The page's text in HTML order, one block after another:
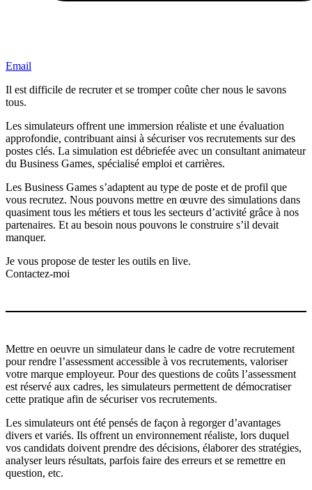
Email
Il est difficile de recruter et se tromper coûte cher nous le savons
tous.
Les simulateurs offrent une immersion réaliste et une évaluation
approfondie, contribuant ainsi à sécuriser vos recrutements sur des
postes clés. La simulation est débriefée avec un consultant animateur
du Business Games, spécialisé emploi et carrières.
Les Business Games s’adaptent au type de poste et de profil que
vous recrutez. Nous pouvons mettre en œuvre des simulations dans
quasiment tous les métiers et tous les secteurs d’activité grâce à nos
partenaires. Et au besoin nous pouvons le construire s’il devait
manquer.
Je vous propose de tester les outils en live.
Contactez-moi
Mettre en oeuvre un simulateur dans le cadre de votre recrutement
pour rendre l’assessment accessible à vos recrutements, valoriser
votre marque employeur. Pour des questions de coûts l’assessment
est réservé aux cadres, les simulateurs permettent de démocratiser
cette pratique afin de sécuriser vos recrutements.
Les simulateurs ont été pensés de façon à regorger d’avantages
divers et variés. Ils offrent un environnement réaliste, lors duquel
vos candidats doivent prendre des décisions, élaborer des stratégies,
analyser leurs résultats, parfois faire des erreurs et se remettre en
question, etc.